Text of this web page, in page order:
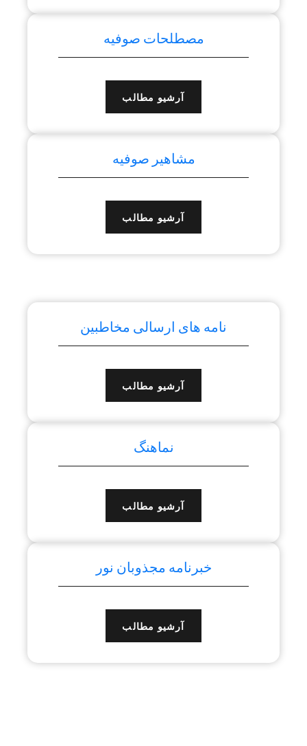
مصطلحات صوفیه
آرشیو مطالب
مشاهیر صوفیه
آرشیو مطالب
نامه های ارسالی مخاطبین
آرشیو مطالب
نماهنگ
آرشیو مطالب
خبرنامه مجذوبان نور
آرشیو مطالب